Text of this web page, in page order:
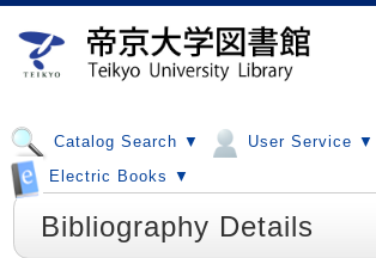
Catalog Search ▼
User Service ▼
Electric Books ▼
Bibliography Details